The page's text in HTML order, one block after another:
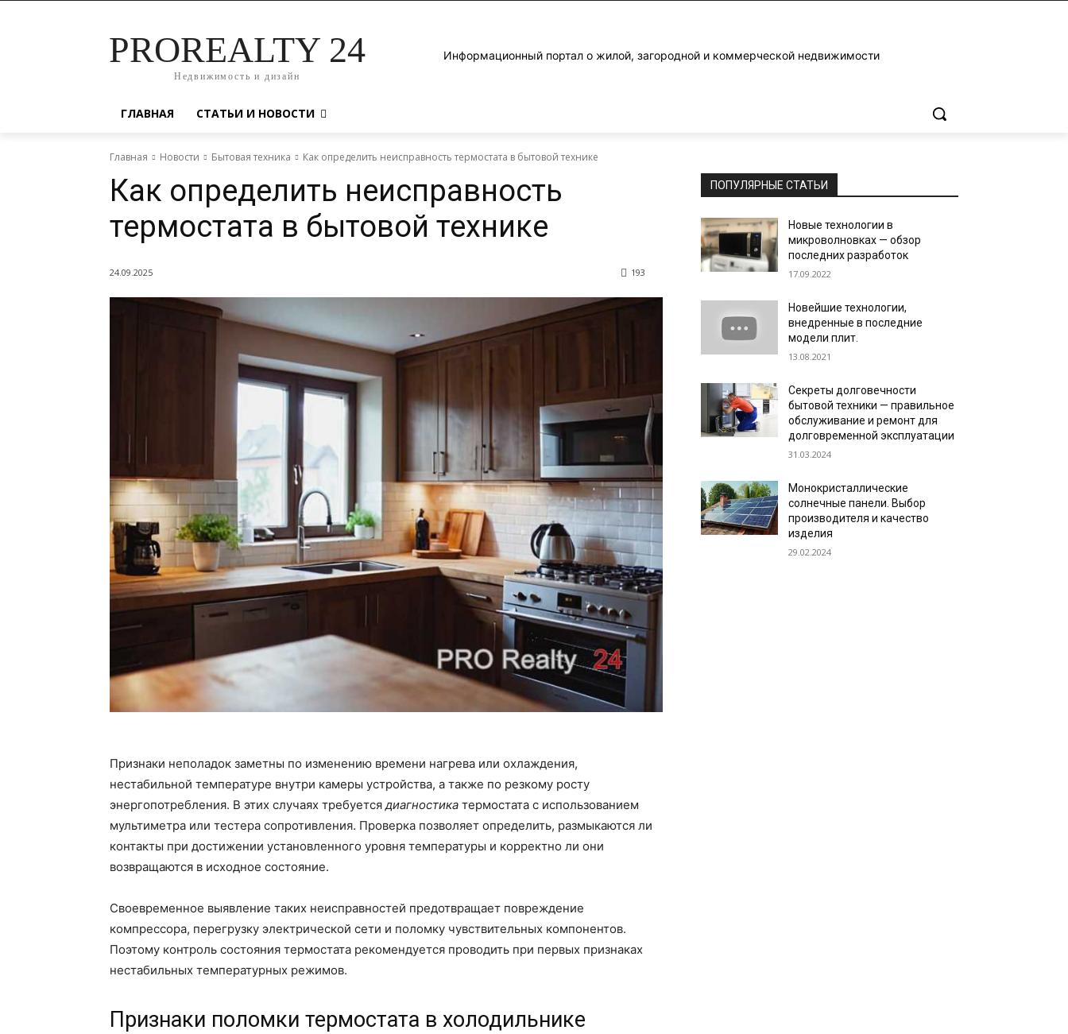
PROREALTY 24
Недвижимость и дизайн
Информационный портал о жилой, загородной и коммерческой недвижимости
ГЛАВНАЯ СТАТЬИ И НОВОСТИ
Главная Новости Бытовая техника Как определить неисправность термостата в бытовой технике
Как определить неисправность
термостата в бытовой технике
24.09.2025 193
Признаки неполадок заметны по изменению времени нагрева или охлаждения,
нестабильной температуре внутри камеры устройства, а также по резкому росту
энергопотребления. В этих случаях требуетсядиагностика термостата с использованием
мультиметра или тестера сопротивления. Проверка позволяет определить, размыкаются ли
контакты при достижении установленного уровня температуры и корректно ли они
возвращаются в исходное состояние.
Своевременное выявление таких неисправностей предотвращает повреждение
компрессора, перегрузку электрической сети и поломку чувствительных компонентов.
Поэтому контроль состояния термостата рекомендуется проводить при первых признаках
нестабильных температурных режимов.
Признаки поломки термостата в холодильнике
ПОПУЛЯРНЫЕ СТАТЬИ
Новые технологии в
микроволновках — обзор
последних разработок
17.09.2022
Новейшие технологии,
внедренные в последние
модели плит.
13.08.2021
Секреты долговечности
бытовой техники — правильное
обслуживание и ремонт для
долговременной эксплуатации
31.03.2024
Монокристаллические
солнечные панели. Выбор
производителя и качество
изделия
29.02.2024